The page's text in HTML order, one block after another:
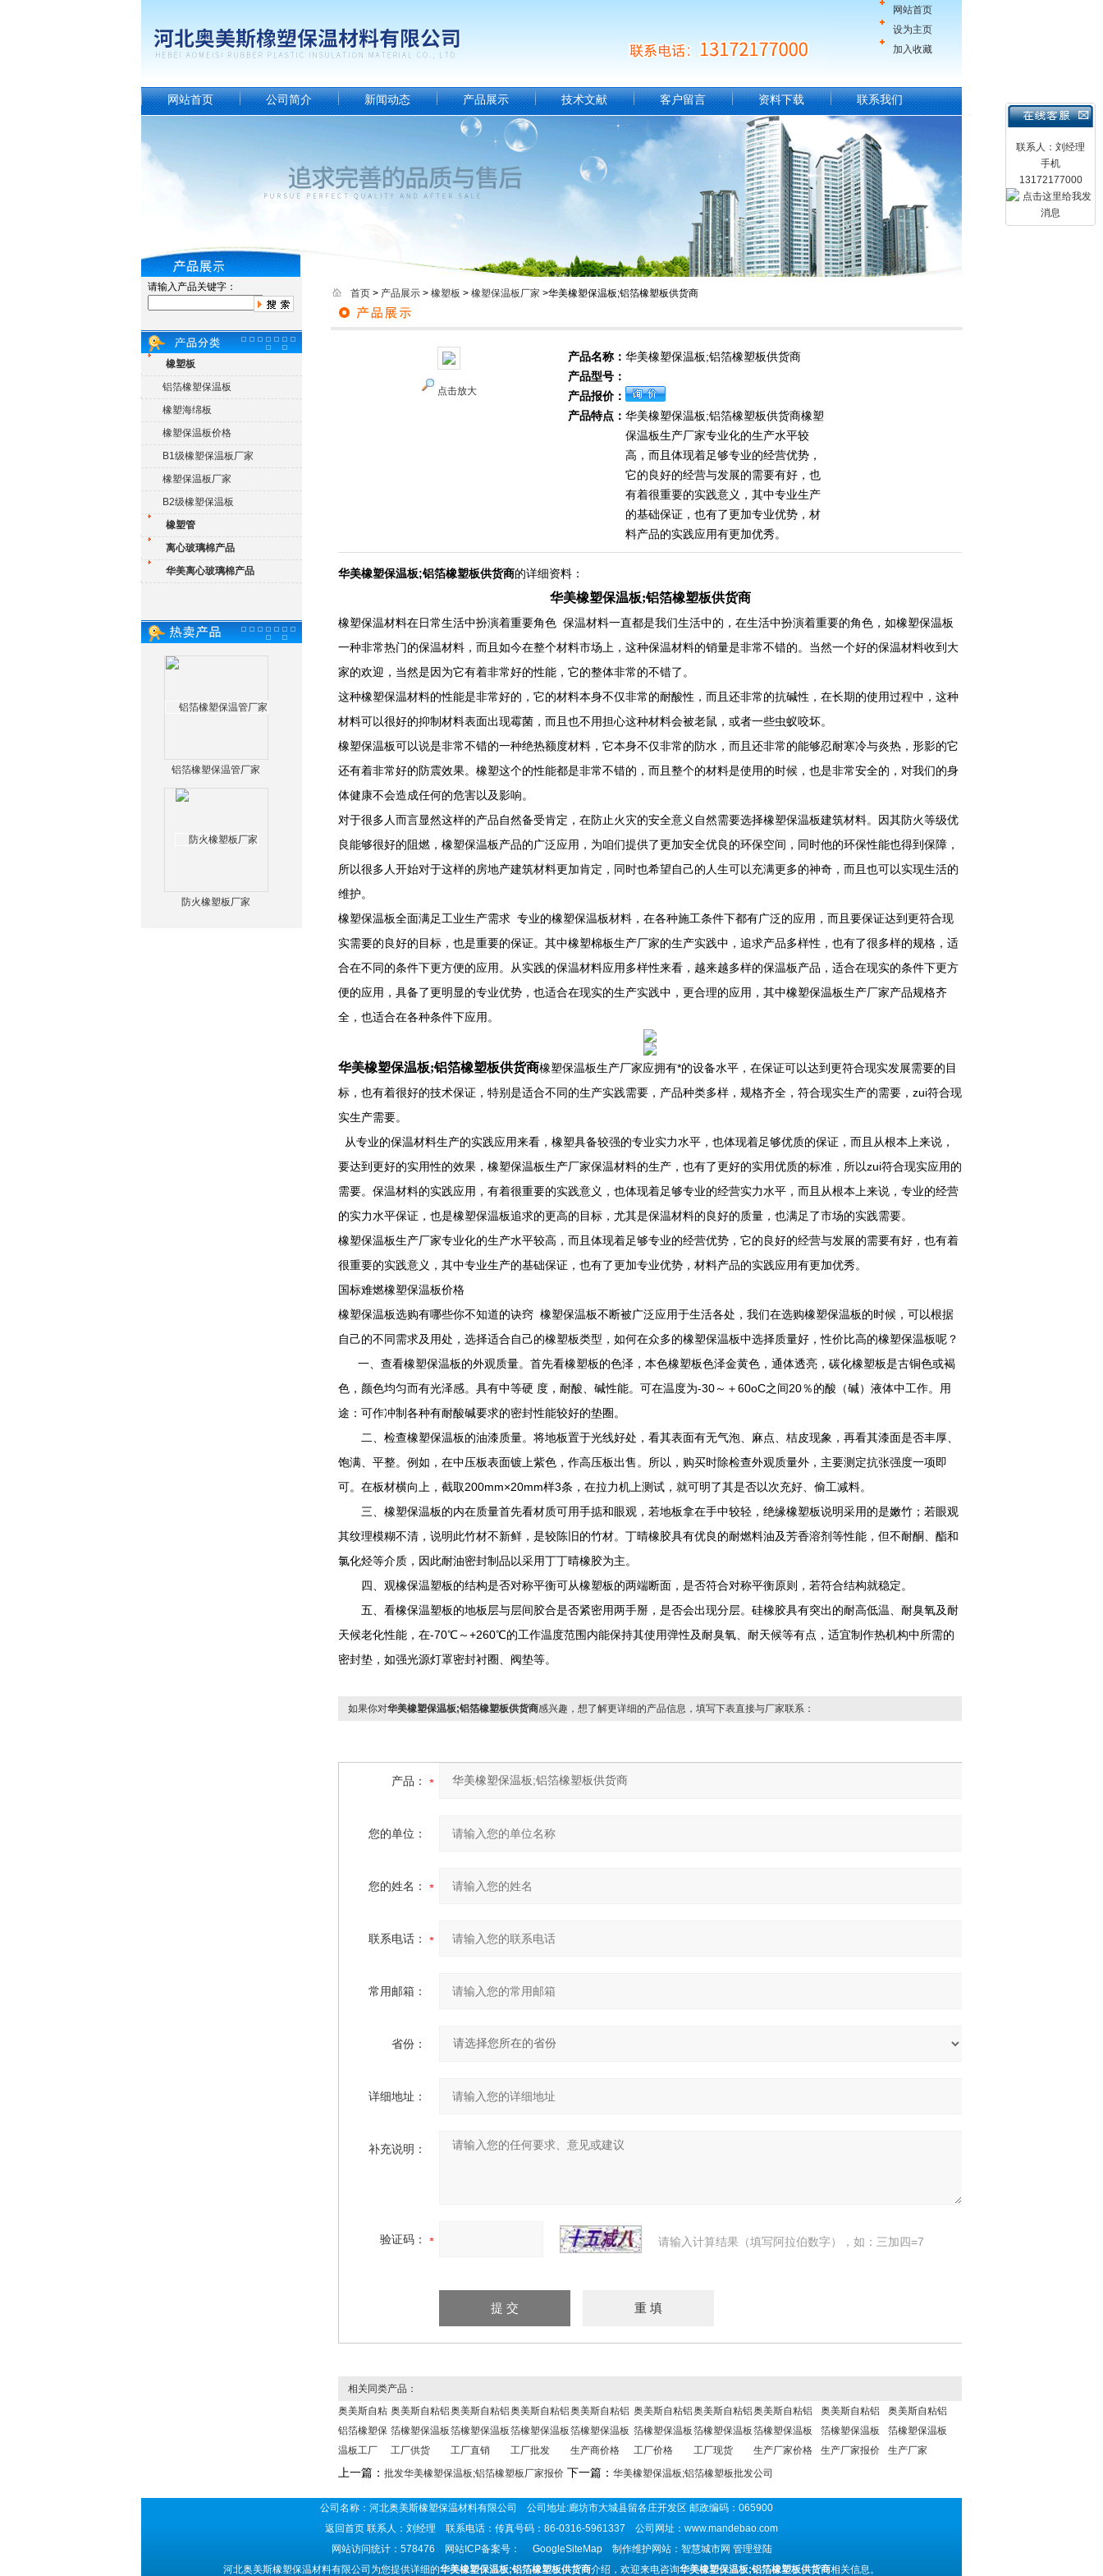
网站首页
设为主页
加入收藏
联系人：刘经理
手机
13172177000
网站首页 公司简介 新闻动态 产品展示 技术文献 客户留言 资料下载 联系我们
请输入产品关键字：
橡塑板
铝箔橡塑保温板
橡塑海绵板
橡塑保温板价格
B1级橡塑保温板厂家
橡塑保温板厂家
B2级橡塑保温板
橡塑管
离心玻璃棉产品
华美离心玻璃棉产品
铝箔橡塑保温管厂家
防火橡塑板厂家
首页 > 产品展示 > 橡塑板 > 橡塑保温板厂家 >华美橡塑保温板;铝箔橡塑板供货商
点击放大
产品名称： 华美橡塑保温板;铝箔橡塑板供货商
产品型号：
产品报价：
产品特点： 华美橡塑保温板;铝箔橡塑板供货商橡塑
保温板生产厂家专业化的生产水平较
高，而且体现着足够专业的经营优势，
它的良好的经营与发展的需要有好，也
有着很重要的实践意义，其中专业生产
的基础保证，也有了更加专业优势，材
料产品的实践应用有更加优秀。
华美橡塑保温板;铝箔橡塑板供货商的详细资料：
华美橡塑保温板;铝箔橡塑板供货商
橡塑保温材料在日常生活中扮演着重要角色 保温材料一直都是我们生活中的，在生活中扮演着重要的角色，如橡塑保温板
一种非常热门的保温材料，而且如今在整个材料市场上，这种保温材料的销量是非常不错的。当然一个好的保温材料收到大
家的欢迎，当然是因为它有着非常好的性能，它的整体非常的不错了。
这种橡塑保温材料的性能是非常好的，它的材料本身不仅非常的耐酸性，而且还非常的抗碱性，在长期的使用过程中，这种
材料可以很好的抑制材料表面出现霉菌，而且也不用担心这种材料会被老鼠，或者一些虫蚁咬坏。
橡塑保温板可以说是非常不错的一种绝热额度材料，它本身不仅非常的防水，而且还非常的能够忍耐寒冷与炎热，形影的它
还有着非常好的防震效果。橡塑这个的性能都是非常不错的，而且整个的材料是使用的时候，也是非常安全的，对我们的身
体健康不会造成任何的危害以及影响。
对于很多人而言显然这样的产品自然备受肯定，在防止火灾的安全意义自然需要选择橡塑保温板建筑材料。因其防火等级优
良能够很好的阻燃，橡塑保温板产品的广泛应用，为咱们提供了更加安全优良的环保空间，同时他的环保性能也得到保障，
所以很多人开始对于这样的房地产建筑材料更加肯定，同时也希望自己的人生可以充满更多的神奇，而且也可以实现生活的
维护。
橡塑保温板全面满足工业生产需求 专业的橡塑保温板材料，在各种施工条件下都有广泛的应用，而且要保证达到更符合现
实需要的良好的目标，也是重要的保证。其中橡塑棉板生产厂家的生产实践中，追求产品多样性，也有了很多样的规格，适
合在不同的条件下更方便的应用。从实践的保温材料应用多样性来看，越来越多样的保温板产品，适合在现实的条件下更方
便的应用，具备了更明显的专业优势，也适合在现实的生产实践中，更合理的应用，其中橡塑保温板生产厂家产品规格齐
全，也适合在各种条件下应用。
华美橡塑保温板;铝箔橡塑板供货商橡塑保温板生产厂家应拥有*的设备水平，在保证可以达到更符合现实发展需要的目
标，也有着很好的技术保证，特别是适合不同的生产实践需要，产品种类多样，规格齐全，符合现实生产的需要，zui符合现
实生产需要。
从专业的保温材料生产的实践应用来看，橡塑具备较强的专业实力水平，也体现着足够优质的保证，而且从根本上来说，
要达到更好的实用性的效果，橡塑保温板生产厂家保温材料的生产，也有了更好的实用优质的标准，所以zui符合现实应用的
需要。保温材料的实践应用，有着很重要的实践意义，也体现着足够专业的经营实力水平，而且从根本上来说，专业的经营
的实力水平保证，也是橡塑保温板追求的更高的目标，尤其是保温材料的良好的质量，也满足了市场的实践需要。
橡塑保温板生产厂家专业化的生产水平较高，而且体现着足够专业的经营优势，它的良好的经营与发展的需要有好，也有着
很重要的实践意义，其中专业生产的基础保证，也有了更加专业优势，材料产品的实践应用有更加优秀。
国标难燃橡塑保温板价格
橡塑保温板选购有哪些你不知道的诀窍 橡塑保温板不断被广泛应用于生活各处，我们在选购橡塑保温板的时候，可以根据
自己的不同需求及用处，选择适合自己的橡塑板类型，如何在众多的橡塑保温板中选择质量好，性价比高的橡塑保温板呢？
一、查看橡塑保温板的外观质量。首先看橡塑板的色泽，本色橡塑板色泽金黄色，通体透亮，碳化橡塑板是古铜色或褐
色，颜色均匀而有光泽感。具有中等硬 度，耐酸、碱性能。可在温度为-30～＋60oC之间20％的酸（碱）液体中工作。用
途：可作冲制各种有耐酸碱要求的密封性能较好的垫圈。
二、检查橡塑保温板的油漆质量。将地板置于光线好处，看其表面有无气泡、麻点、桔皮现象，再看其漆面是否丰厚、
饱满、平整。例如，在中压板表面镀上紫色，作高压板出售。所以，购买时除检查外观质量外，主要测定抗张强度一项即
可。在板材横向上，截取200mm×20mm样3条，在拉力机上测试，就可明了其是否以次充好、偷工减料。
三、橡塑保温板的内在质量首先看材质可用手掂和眼观，若地板拿在手中较轻，绝缘橡塑板说明采用的是嫩竹；若眼观
其纹理模糊不清，说明此竹材不新鲜，是较陈旧的竹材。丁晴橡胶具有优良的耐燃料油及芳香溶剂等性能，但不耐酮、酯和
氯化烃等介质，因此耐油密封制品以采用丁丁晴橡胶为主。
四、观橡保温塑板的结构是否对称平衡可从橡塑板的两端断面，是否符合对称平衡原则，若符合结构就稳定。
五、看橡保温塑板的地板层与层间胶合是否紧密用两手掰，是否会出现分层。硅橡胶具有突出的耐高低温、耐臭氧及耐
天候老化性能，在-70℃～+260℃的工作温度范围内能保持其使用弹性及耐臭氧、耐天候等有点，适宜制作热机构中所需的
密封垫，如强光源灯罩密封衬圈、阀垫等。
如果你对华美橡塑保温板;铝箔橡塑板供货商感兴趣，想了解更详细的产品信息，填写下表直接与厂家联系：
产品：
您的单位：
您的姓名：
联系电话：
常用邮箱：
省份：
详细地址：
补充说明：
验证码： 请输入计算结果（填写阿拉伯数字），如：三加四=7
相关同类产品：
奥美斯自粘
铝箔橡塑保
温板工厂
奥美斯自粘铝
箔橡塑保温板
工厂供货
奥美斯自粘铝
箔橡塑保温板
工厂直销
奥美斯自粘铝
箔橡塑保温板
工厂批发
奥美斯自粘铝
箔橡塑保温板
生产商价格
奥美斯自粘铝
箔橡塑保温板
工厂价格
奥美斯自粘铝
箔橡塑保温板
工厂现货
奥美斯自粘铝
箔橡塑保温板
生产厂家价格
奥美斯自粘铝
箔橡塑保温板
生产厂家报价
奥美斯自粘铝
箔橡塑保温板
生产厂家
上一篇： 批发华美橡塑保温板;铝箔橡塑板厂家报价 下一篇： 华美橡塑保温板;铝箔橡塑板批发公司
公司名称：河北奥美斯橡塑保温材料有限公司 公司地址:廊坊市大城县留各庄开发区 邮政编码：065900
返回首页 联系人：刘经理 联系电话：传真号码：86-0316-5961337 公司网址： www.mandebao.com
网站访问统计：578476 网站ICP备案号：
GoogleSiteMap制作维护网站：智慧城市网 管理登陆
河北奥美斯橡塑保温材料有限公司为您提供详细的华美橡塑保温板;铝箔橡塑板供货商介绍，欢迎来电咨询华美橡塑保温板;铝箔橡塑板供货商相关信息。